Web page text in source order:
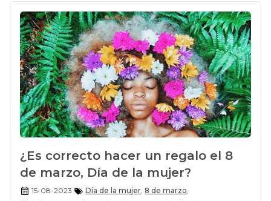
¿Es correcto hacer un regalo el 8
de marzo, Día de la mujer?
15-08-2023 Día de la mujer, 8 de marzo,